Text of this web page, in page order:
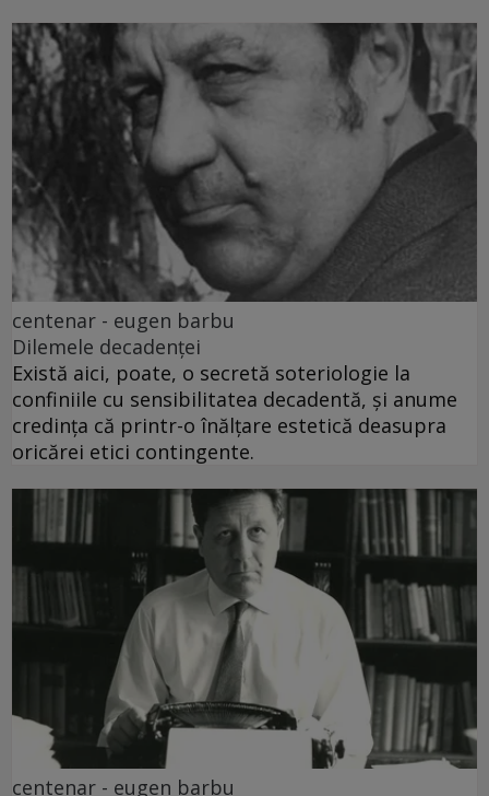
centenar - eugen barbu
Dilemele decadenței
Există aici, poate, o secretă soteriologie la
confiniile cu sensibilitatea decadentă, și anume
credința că printr-o înălțare estetică deasupra
oricărei etici contingente.
centenar - eugen barbu